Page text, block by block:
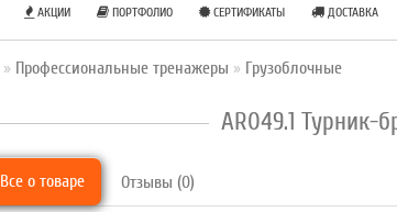
АКЦИИ ПОРТФОЛИО СЕРТИФИКАТЫ ДОСТАВКА
Профессиональные тренажеры Грузоблочные
AR049.1 Турник-
Все о товаре Отзывы (0)